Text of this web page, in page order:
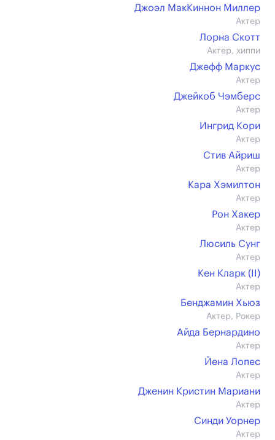
Джоэл МакКиннон Миллер
Актер
Лорна Скотт
Актер, хиппи
Джефф Маркус
Актер
Джейкоб Чэмберс
Актер
Ингрид Кори
Актер
Стив Айриш
Актер
Кара Хэмилтон
Актер
Рон Хакер
Актер
Люсиль Сунг
Актер
Кен Кларк (II)
Актер
Бенджамин Хьюз
Актер, Рокер
Айда Бернардино
Актер
Йена Лопес
Актер
Дженин Кристин Мариани
Актер
Синди Уорнер
Актер